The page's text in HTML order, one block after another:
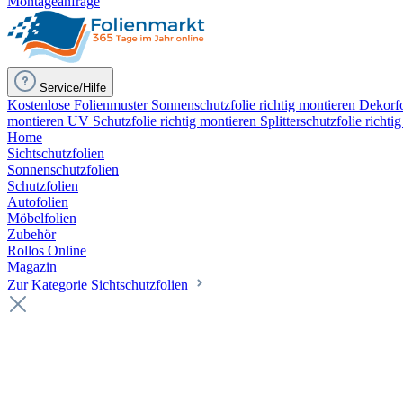
Service/Hilfe
Kostenlose Folienmuster Sonnenschutzfolie richtig montieren
montieren UV Schutzfolie richtig montieren Splitterschutzfolie
Home
Sichtschutzfolien
Sonnenschutzfolien
Schutzfolien
Autofolien
Möbelfolien
Zubehör
Rollos Online
Magazin
Zur Kategorie Sichtschutzfolien